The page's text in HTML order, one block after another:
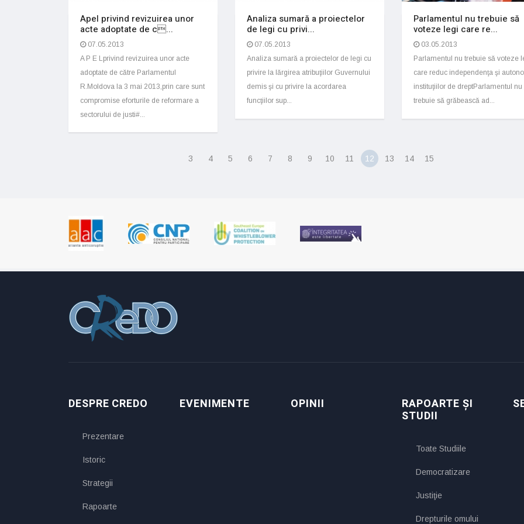
Apel privind revizuirea unor
acte adoptate de c...
07.05.2013
A P E Lprivind revizuirea unor acte
adoptate de către Parlamentul
R.Moldova la 3 mai 2013,prin care sunt
compromise eforturile de reformare a
sectorului de justi#...
Analiza sumară a proiectelor
de legi cu privi...
07.05.2013
Analiza sumară a proiectelor de legi cu
privire la lărgirea atribuţiilor Guvernului
demis şi cu privire la acordarea
funcţiilor sup...
Parlamentul nu trebuie să
voteze legi care re...
03.05.2013
Parlamentul nu trebuie să voteze
care reduc independenţa şi
instituţiilor de dreptParlamentul nu
trebuie să grăbească ad...
3 4 5 6 7 8 9 10 11 12 13 14 15
DESPRE CREDO
Prezentare
Istoric
Strategii
Rapoarte
EVENIMENTE OPINII RAPOARTE ȘI
STUDII
Toate Studiile
Democratizare
Justiţie
Drepturile omului